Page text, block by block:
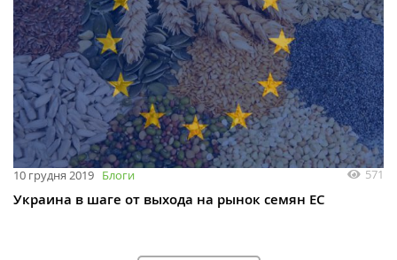
10 грудня 2019 Блоги 571
Украина в шаге от выхода на рынок семян ЕС